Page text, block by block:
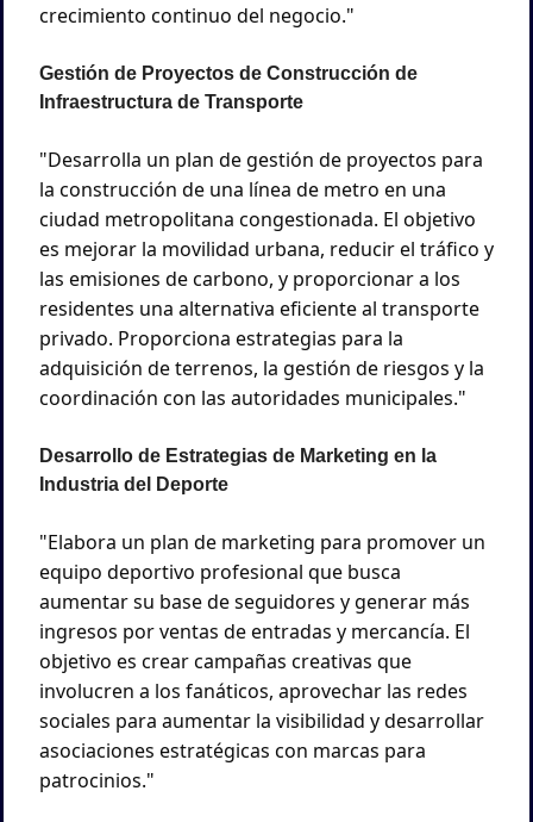
crecimiento continuo del negocio."
Gestión de Proyectos de Construcción de
Infraestructura de Transporte
"Desarrolla un plan de gestión de proyectos para
la construcción de una línea de metro en una
ciudad metropolitana congestionada. El objetivo
es mejorar la movilidad urbana, reducir el tráfico y
las emisiones de carbono, y proporcionar a los
residentes una alternativa eficiente al transporte
privado. Proporciona estrategias para la
adquisición de terrenos, la gestión de riesgos y la
coordinación con las autoridades municipales."
Desarrollo de Estrategias de Marketing en la
Industria del Deporte
"Elabora un plan de marketing para promover un
equipo deportivo profesional que busca
aumentar su base de seguidores y generar más
ingresos por ventas de entradas y mercancía. El
objetivo es crear campañas creativas que
involucren a los fanáticos, aprovechar las redes
sociales para aumentar la visibilidad y desarrollar
asociaciones estratégicas con marcas para
patrocinios."